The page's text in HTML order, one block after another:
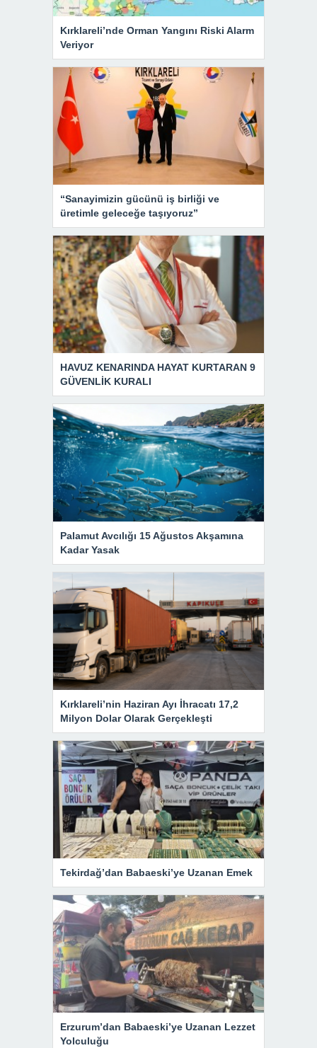
Kırklareli’nde Orman Yangını Riski Alarm
Veriyor
“Sanayimizin gücünü iş birliği ve
üretimle geleceğe taşıyoruz”
HAVUZ KENARINDA HAYAT KURTARAN 9
GÜVENLİK KURALI
Palamut Avcılığı 15 Ağustos Akşamına
Kadar Yasak
Kırklareli’nin Haziran Ayı İhracatı 17,2
Milyon Dolar Olarak Gerçekleşti
Tekirdağ’dan Babaeski’ye Uzanan Emek
Erzurum’dan Babaeski’ye Uzanan Lezzet
Yolculuğu